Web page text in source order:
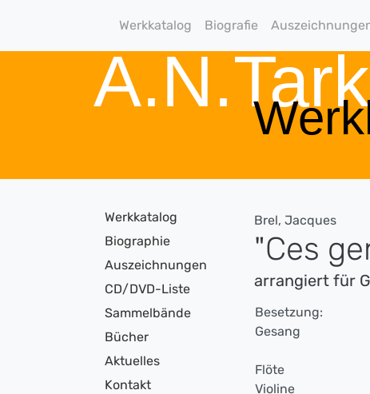
Werkkatalog Biografie
Werkkatalog
Biographie
Auszeichnungen
CD/DVD-Liste
Sammelbände
Bücher
Aktuelles
Kontakt
Brel, Jacques
"Ces
arrangiert für
Besetzung:
Gesang
Flöte
Violine